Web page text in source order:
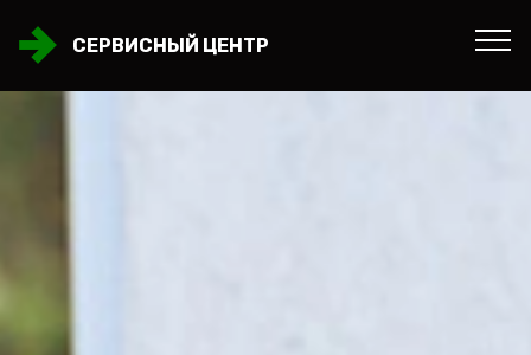
СЕРВИСНЫЙ ЦЕНТР